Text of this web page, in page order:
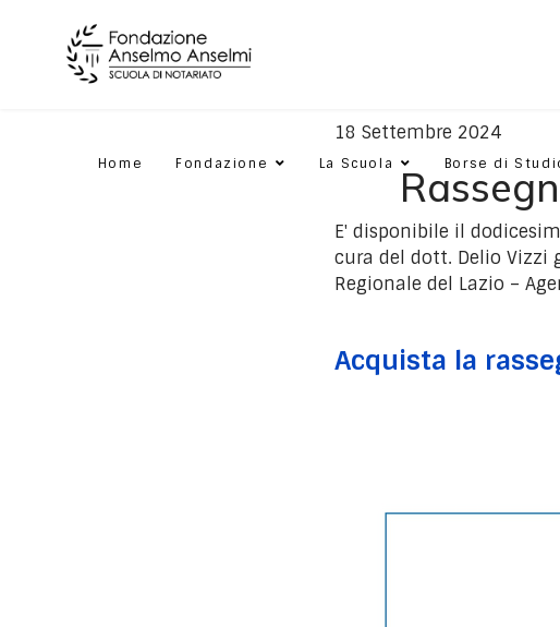
Home Fondazione La Scuola Borse di
18 Settembre 2024
E' disponibile il
cura del dott. Delio Vizzi
Regionale del Lazio –
Acquista la